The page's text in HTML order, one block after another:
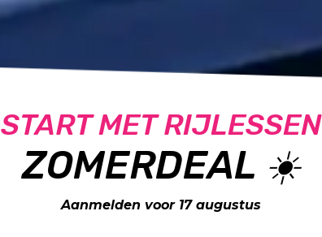
START MET RIJLESSEN
ZOMERDEAL ☀️
Aanmelden voor 17 augustus